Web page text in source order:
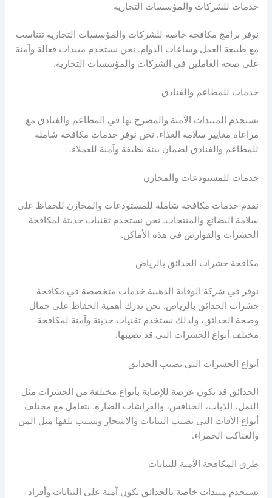
خدمات للشركات والمؤسسات التجارية
نوفر برامج مكافحة خاصة للشركات والمؤسسات التجارية تتناسب
مع طبيعة العمل وساعات الدوام. نحن نستخدم مبيدات فعالة وآمنة
على صحة العاملين في الشركات والمؤسسات التجارية.
خدمات للمطاعم والفنادق
نستخدم المبيدات الآمنة والمصرح بها في المطاعم والفنادق مع
مراعاة معايير سلامة الغذاء. نحن نوفر خدمات مكافحة شاملة
للمطاعم والفنادق لضمان بيئة نظيفة وآمنة للعملاء.
خدمات للمستودعات والمخازن
نقدم خدمات مكافحة شاملة للمستودعات والمخازن للحفاظ على
سلامة البضائع والمنتجات. نحن نستخدم تقنيات حديثة لمكافحة
الحشرات والقوارض في هذه الأماكن.
مكافحة حشرات الحدائق بالرياض
نوفر في شركة الوقاية الذهبية خدمات متخصصة في مكافحة
حشرات الحدائق بالرياض. نحن ندرك أهمية الحفاظ على جمال
وصحة الحدائق، ولذلك نستخدم تقنيات حديثة وآمنة لمكافحة
مختلف أنواع الحشرات التي قد تصيبها.
أنواع الحشرات التي تصيب الحدائق
الحدائق قد تكون عرضة للإصابة بأنواع مختلفة من الحشرات مثل
النمل، الذباب، الخنافس، والفراشات الضارة. نتعامل مع مختلف
أنواع الآفات التي تصيب النباتات والأشجار وتسبب تلفها مثل المن
والعناكب الحمراء.
طرق المكافحة الآمنة للنباتات
نستخدم مبيدات خاصة بالحدائق تكون آمنة على النباتات وأفراد